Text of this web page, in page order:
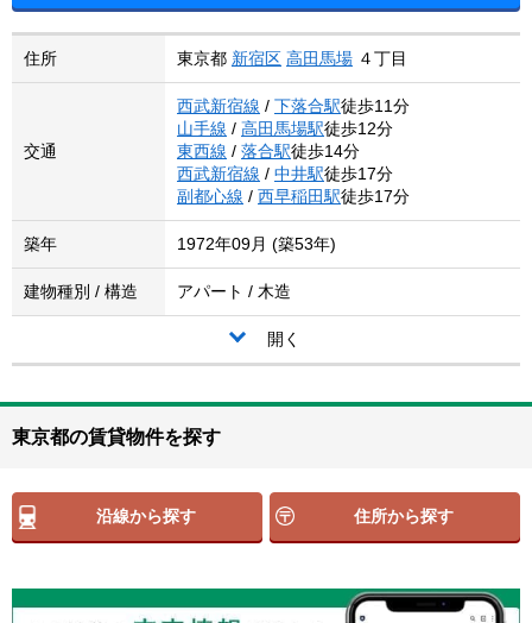
住所 東京都 新宿区 高田馬場 ４丁目
交通
西武新宿線 / 下落合駅徒歩11分
山手線 / 高田馬場駅徒歩12分
東西線 / 落合駅徒歩14分
西武新宿線 / 中井駅徒歩17分
副都心線 / 西早稲田駅徒歩17分
築年 1972年09月 (築53年)
建物種別 / 構造 アパート / 木造
開く
東京都の賃貸物件を探す
沿線から探す 住所から探す